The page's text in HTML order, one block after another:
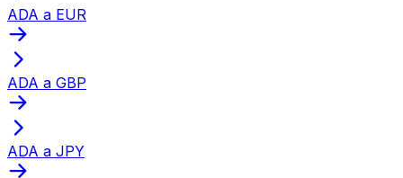
ADA a EUR
ADA a GBP
ADA a JPY